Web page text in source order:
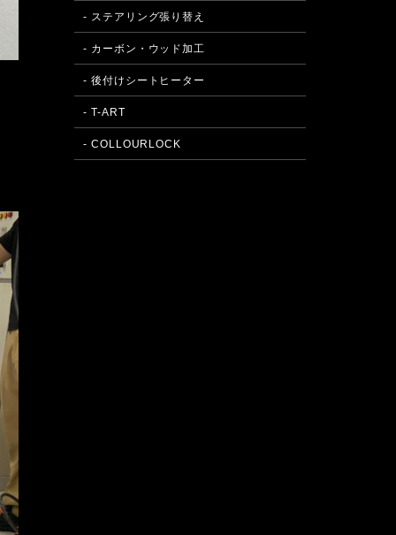
- ステアリング張り替え
- カーボン・ウッド加工
- 後付けシートヒーター
- T-ART
- COLLOURLOCK